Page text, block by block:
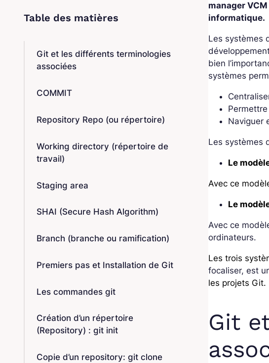
Git et les différents terminologies
associées
COMMIT
Repository Repo (ou répertoire)
Working directory (répertoire de
travail)
Staging area
SHAI (Secure Hash Algorithm)
Branch (branche ou ramification)
Premiers pas et Installation de Git
Les commandes git
Création d’un répertoire
(Repository) : git init
Copie d’un repository: git clone
manager
informatique.
Les systèmes
bien
systèmes
Naviguer
Les systèmes
Le
Avec ce
Le
Avec ce
ordinateurs.
Les trois
focaliser, est
les projets Git.
Git